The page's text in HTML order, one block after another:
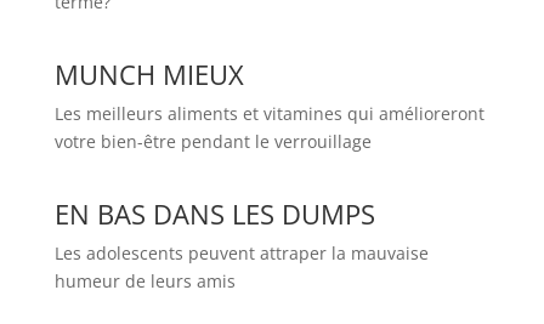
MUNCH MIEUX
Les meilleurs aliments et vitamines qui amélioreront
votre bien-être pendant le verrouillage
EN BAS DANS LES DUMPS
Les adolescents peuvent attraper la mauvaise
humeur de leurs amis